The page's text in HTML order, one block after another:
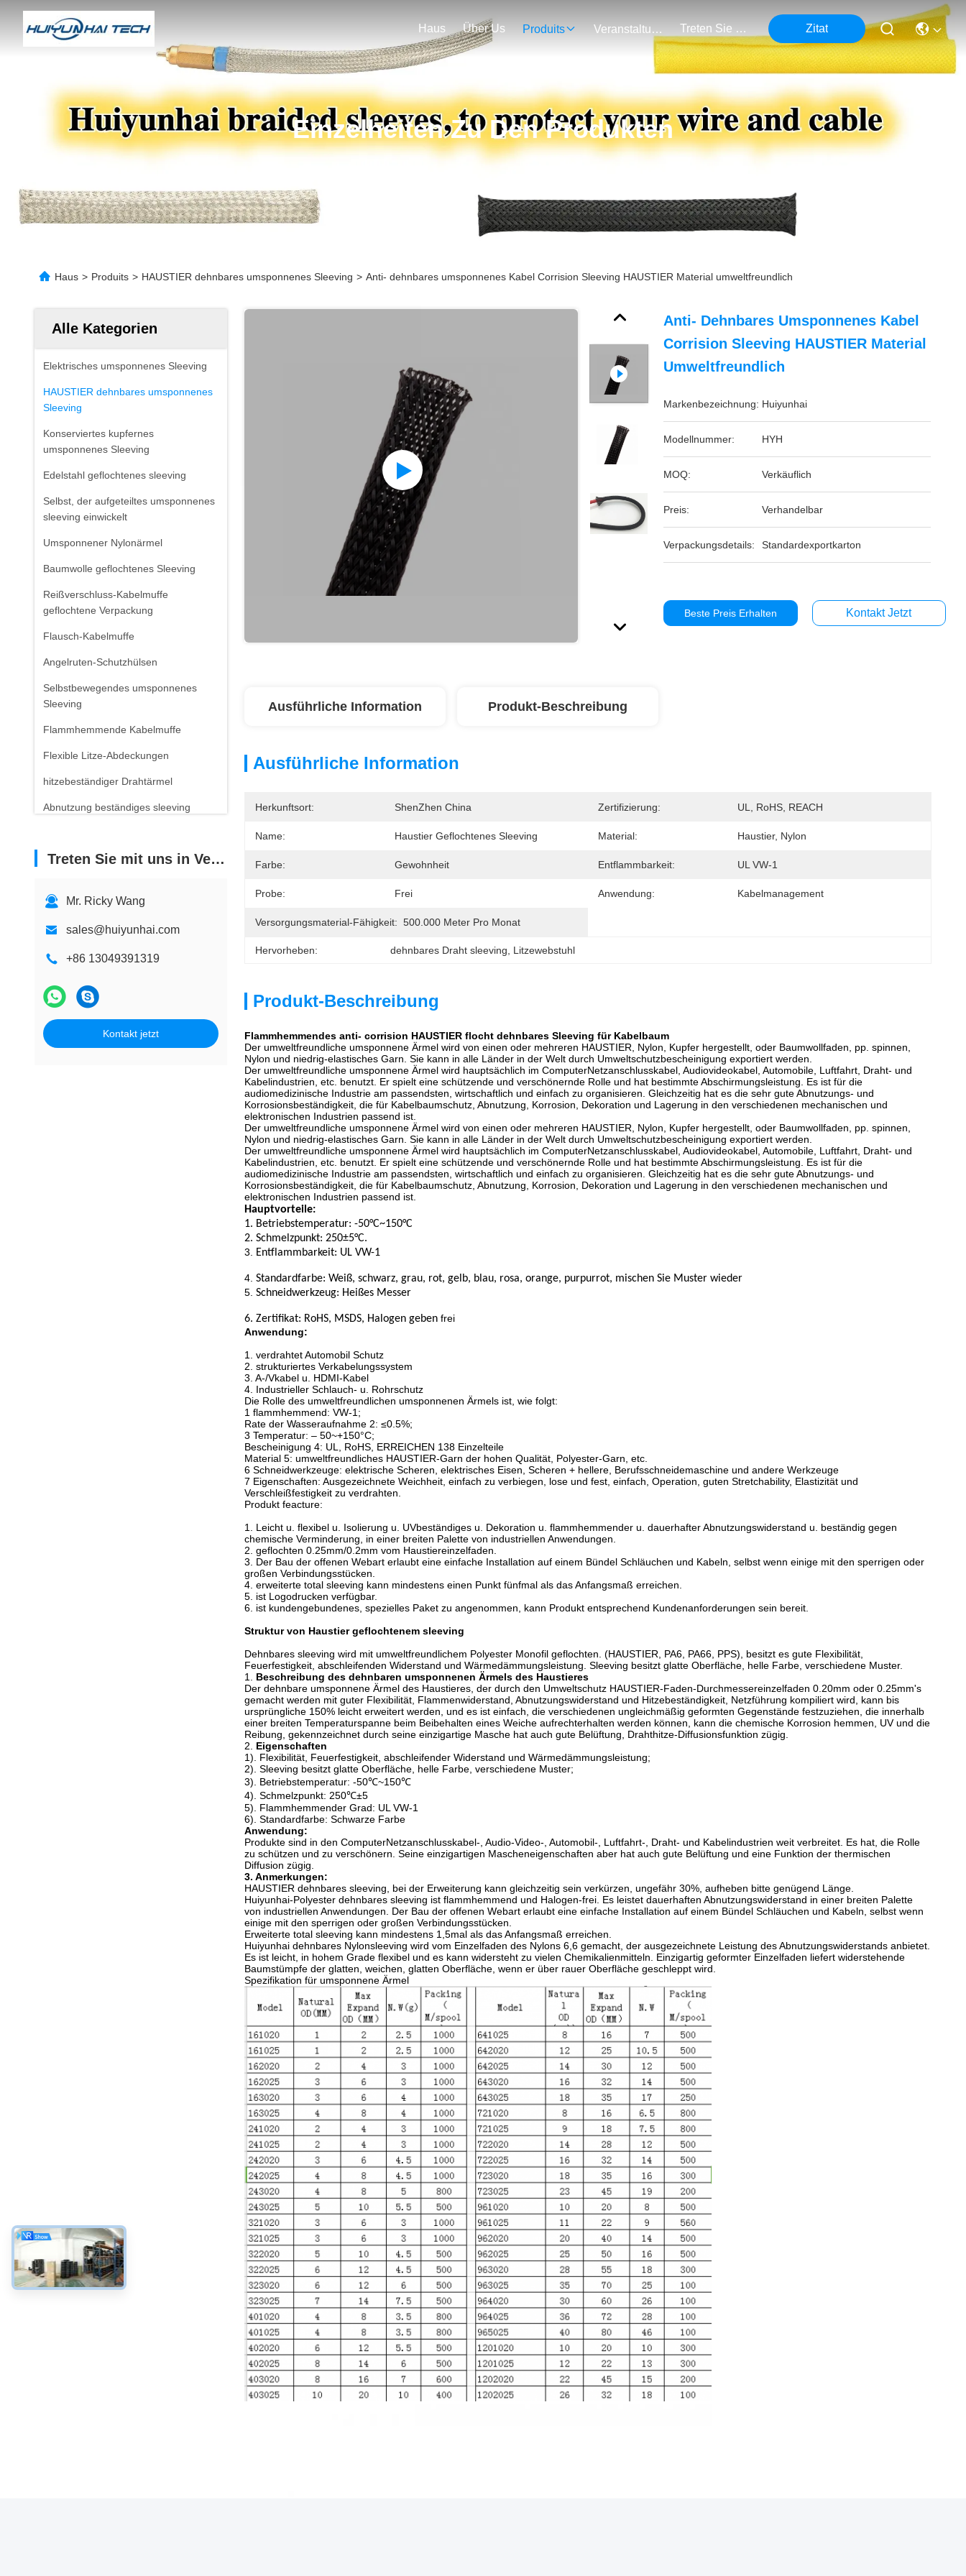
Haus Über Us Produits Veranstaltungen Treten Sie Mit Uns In Verbindung Zitat
Einzelheiten Zu Den Produkten
Haus > Produits > HAUSTIER dehnbares umsponnenes Sleeving > Anti- dehnbares umsponnenes Kabel Corrision Sleeving HAUSTIER Material umweltfreundlich
Alle Kategorien
Elektrisches umsponnenes Sleeving
HAUSTIER dehnbares umsponnenes
Sleeving
Konserviertes kupfernes
umsponnenes Sleeving
Edelstahl geflochtenes sleeving
Selbst, der aufgeteiltes umsponnenes
sleeving einwickelt
Umsponnener Nylonärmel
Baumwolle geflochtenes Sleeving
Reißverschluss-Kabelmuffe
geflochtene Verpackung
Flausch-Kabelmuffe
Angelruten-Schutzhülsen
Selbstbewegendes umsponnenes
Sleeving
Flammhemmende Kabelmuffe
Flexible Litze-Abdeckungen
hitzebeständiger Drahtärmel
Abnutzung beständiges sleeving
Treten Sie mit uns in Verbindung
Mr. Ricky Wang
sales@huiyunhai.com
+86 13049391319
Kontakt jetzt
Anti- Dehnbares Umsponnenes Kabel
Corrision Sleeving HAUSTIER Material
Umweltfreundlich
Markenbezeichnung: Huiyunhai
Modellnummer: HYH
MOQ: Verkäuflich
Preis: Verhandelbar
Verpackungsdetails: Standardexportkarton
Beste Preis Erhalten Kontakt Jetzt
Ausführliche Information Produkt-Beschreibung
Ausführliche Information
Herkunftsort: ShenZhen China Zertifizierung: UL, RoHS, REACH
Name: Haustier Geflochtenes Sleeving Material: Haustier, Nylon
Farbe: Gewohnheit Entflammbarkeit: UL VW-1
Probe: Frei Anwendung: Kabelmanagement
Versorgungsmaterial-Fähigkeit: 500.000 Meter Pro Monat
Hervorheben: dehnbares Draht sleeving Litzewebstuhl
Produkt-Beschreibung
Flammhemmendes anti- corrision HAUSTIER flocht dehnbares Sleeving für Kabelbaum
Der umweltfreundliche umsponnene Ärmel wird von einen oder mehreren HAUSTIER, Nylon, Kupfer hergestellt, oder Baumwollfaden, pp. spinnen,
Nylon und niedrig-elastisches Garn. Sie kann in alle Länder in der Welt durch Umweltschutzbescheinigung exportiert werden.
Der umweltfreundliche umsponnene Ärmel wird hauptsächlich im ComputerNetzanschlusskabel, Audiovideokabel, Automobile, Luftfahrt, Draht- und
Kabelindustrien, etc. benutzt. Er spielt eine schützende und verschönernde Rolle und hat bestimmte Abschirmungsleistung. Es ist für die
audiomedizinische Industrie am passendsten, wirtschaftlich und einfach zu organisieren. Gleichzeitig hat es die sehr gute Abnutzungs- und
Korrosionsbeständigkeit, die für Kabelbaumschutz, Abnutzung, Korrosion, Dekoration und Lagerung in den verschiedenen mechanischen und
elektronischen Industrien passend ist.
Der umweltfreundliche umsponnene Ärmel wird von einen oder mehreren HAUSTIER, Nylon, Kupfer hergestellt, oder Baumwollfaden, pp. spinnen,
Nylon und niedrig-elastisches Garn. Sie kann in alle Länder in der Welt durch Umweltschutzbescheinigung exportiert werden.
Der umweltfreundliche umsponnene Ärmel wird hauptsächlich im ComputerNetzanschlusskabel, Audiovideokabel, Automobile, Luftfahrt, Draht- und
Kabelindustrien, etc. benutzt. Er spielt eine schützende und verschönernde Rolle und hat bestimmte Abschirmungsleistung. Es ist für die
audiomedizinische Industrie am passendsten, wirtschaftlich und einfach zu organisieren. Gleichzeitig hat es die sehr gute Abnutzungs- und
Korrosionsbeständigkeit, die für Kabelbaumschutz, Abnutzung, Korrosion, Dekoration und Lagerung in den verschiedenen mechanischen und
elektronischen Industrien passend ist.
Hauptvorteile:
1. Betriebstemperatur: -50°C~150°C
2. Schmelzpunkt: 250±5°C.
3.
Entflammbarkeit: UL VW-1
4. Standardfarbe: Weiß, schwarz, grau, rot, gelb, blau, rosa, orange, purpurrot, mischen Sie Muster wieder
5. Schneidwerkzeug: Heißes Messer
6. Zertifikat: RoHS, MSDS, Halogen geben frei
Anwendung:
1. verdrahtet Automobil Schutz
2. strukturiertes Verkabelungssystem
3. A-/Vkabel u. HDMI-Kabel
4. Industrieller Schlauch- u. Rohrschutz
Die Rolle des umweltfreundlichen umsponnenen Ärmels ist, wie folgt:
1 flammhemmend: VW-1;
Rate der Wasseraufnahme 2: ≤0.5%;
3 Temperatur: – 50~+150°C;
Bescheinigung 4: UL, RoHS, ERREICHEN 138 Einzelteile
Material 5: umweltfreundliches HAUSTIER-Garn der hohen Qualität, Polyester-Garn, etc.
6 Schneidwerkzeuge: elektrische Scheren, elektrisches Eisen, Scheren + hellere, Berufsschneidemaschine und andere Werkzeuge
7 Eigenschaften: Ausgezeichnete Weichheit, einfach zu verbiegen, lose und fest, einfach, Operation, guten Stretchability, Elastizität und
Verschleißfestigkeit zu verdrahten.
Produkt feacture:
1. Leicht u. flexibel u. Isolierung u. UVbeständiges u. Dekoration u. flammhemmender u. dauerhafter Abnutzungswiderstand u. beständig gegen
chemische Verminderung, in einer breiten Palette von industriellen Anwendungen.
2. geflochten 0.25mm/0.2mm vom Haustiereinzelfaden.
3. Der Bau der offenen Webart erlaubt eine einfache Installation auf einem Bündel Schläuchen und Kabeln, selbst wenn einige mit den sperrigen oder
großen Verbindungsstücken.
4. erweiterte total sleeving kann mindestens einen Punkt fünfmal als das Anfangsmaß erreichen.
5. ist Logodrucken verfügbar.
6. ist kundengebundenes, spezielles Paket zu angenommen, kann Produkt entsprechend Kundenanforderungen sein bereit.
Struktur von Haustier geflochtenem sleeving
Dehnbares sleeving wird mit umweltfreundlichem Polyester Monofil geflochten. (HAUSTIER, PA6, PA66, PPS), besitzt es gute Flexibilität,
Feuerfestigkeit, abschleifenden Widerstand und Wärmedämmungsleistung. Sleeving besitzt glatte Oberfläche, helle Farbe, verschiedene Muster.
1. Beschreibung des dehnbaren umsponnenen Ärmels des Haustieres
Der dehnbare umsponnene Ärmel des Haustieres, der durch den Umweltschutz HAUSTIER-Faden-Durchmessereinzelfaden 0.20mm oder 0.25mm's
gemacht werden mit guter Flexibilität, Flammenwiderstand, Abnutzungswiderstand und Hitzebeständigkeit, Netzführung kompiliert wird, kann bis
ursprüngliche 150% leicht erweitert werden, und es ist einfach, die verschiedenen ungleichmäßig geformten Gegenstände festzuziehen, die innerhalb
einer breiten Temperaturspanne beim Beibehalten eines Weiche aufrechterhalten werden können, kann die chemische Korrosion hemmen, UV und die
Reibung, gekennzeichnet durch seine einzigartige Masche hat auch gute Belüftung, Drahthitze-Diffusionsfunktion zügig.
2. Eigenschaften
1). Flexibilität, Feuerfestigkeit, abschleifender Widerstand und Wärmedämmungsleistung;
2). Sleeving besitzt glatte Oberfläche, helle Farbe, verschiedene Muster;
3). Betriebstemperatur: -50℃~150℃
4). Schmelzpunkt: 250℃±5
5). Flammhemmender Grad: UL VW-1
6). Standardfarbe: Schwarze Farbe
Anwendung:
Produkte sind in den ComputerNetzanschlusskabel-, Audio-Video-, Automobil-, Luftfahrt-, Draht- und Kabelindustrien weit verbreitet. Es hat, die Rolle
zu schützen und zu verschönern. Seine einzigartigen Mascheneigenschaften aber hat auch gute Belüftung und eine Funktion der thermischen
Diffusion zügig.
3. Anmerkungen:
HAUSTIER dehnbares sleeving, bei der Erweiterung kann gleichzeitig sein verkürzen, ungefähr 30%, aufheben bitte genügend Länge.
Huiyunhai-Polyester dehnbares sleeving ist flammhemmend und Halogen-frei. Es leistet dauerhaften Abnutzungswiderstand in einer breiten Palette
von industriellen Anwendungen. Der Bau der offenen Webart erlaubt eine einfache Installation auf einem Bündel Schläuchen und Kabeln, selbst wenn
einige mit den sperrigen oder großen Verbindungsstücken.
Erweiterte total sleeving kann mindestens 1,5mal als das Anfangsmaß erreichen.
Huiyunhai dehnbares Nylonsleeving wird vom Einzelfaden des Nylons 6,6 gemacht, der ausgezeichnete Leistung des Abnutzungswiderstands anbietet.
Es ist leicht, in hohem Grade flexibel und es kann widersteht zu vielen Chemikalienmitteln. Einzigartig geformter Einzelfaden liefert widerstehende
Baumstümpfe der glatten, weichen, glatten Oberfläche, wenn er über rauer Oberfläche geschleppt wird.
Spezifikation für umsponnene Ärmel